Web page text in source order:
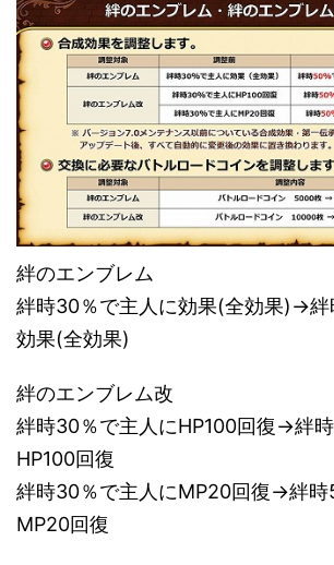
絆のエンブレム
絆時30％で主人に効果(全効果)→絆
効果(全効果)
絆のエンブレム改
絆時30％で主人にHP100回復→絆
HP100回復
絆時30％で主人にMP20回復→絆時
MP20回復